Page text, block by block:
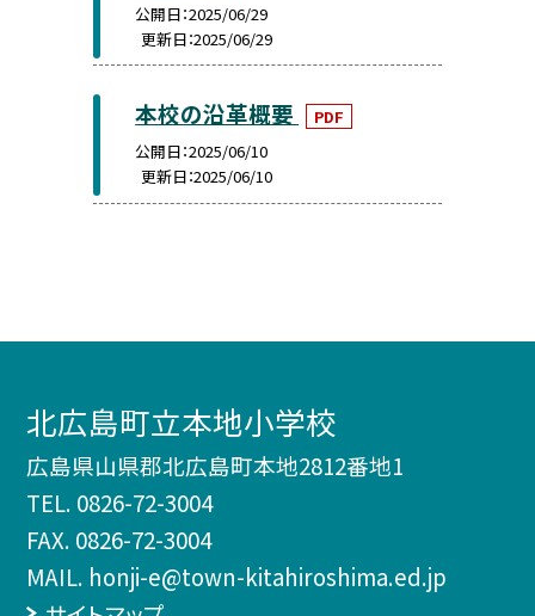
公開日 2025/06/29
更新日 2025/06/29
本校の沿革概要
PDF
公開日 2025/06/10
更新日 2025/06/10
北広島町立本地小学校
広島県山県郡北広島町本地2812番地1
TEL. 0826-72-3004
FAX. 0826-72-3004
MAIL. honji-e@town-kitahiroshima.ed.jp